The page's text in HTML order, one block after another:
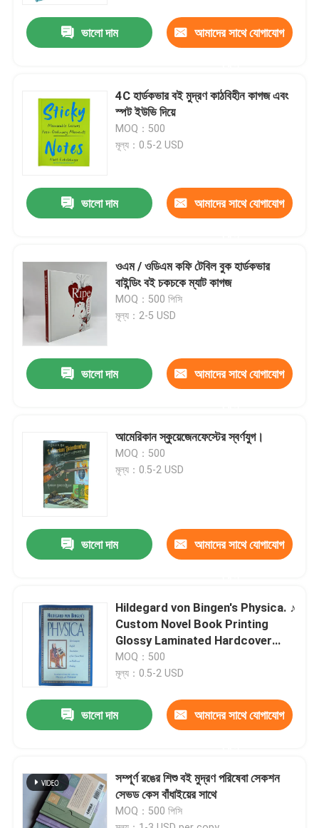
ভিডিও
আমাদের সম্পর্কে
যোগাযোগ করুন
খবর
উদ্ধৃতির জন্য আবেদন
কফি টেবিল বই মুদ্রণ
ট্যারোট কার্ড মুদ্রণ
ভালো দাম আমাদের সাথে যোগাযোগ
4C হার্ডকভার বই মুদ্রণ কাঠবিহীন কাগজ এবং
স্পট ইউভি দিয়ে
MOQ：500
মূল্য：0.5-2 USD
ভালো দাম আমাদের সাথে যোগাযোগ
ওএম / ওডিএম কফি টেবিল বুক হার্ডকভার
বাইন্ডিং বই চকচকে ম্যাট কাগজ
MOQ：500 পিসি
মূল্য：2-5 USD
ভালো দাম আমাদের সাথে যোগাযোগ
আমেরিকান স্কুয়েজেনফেস্টের স্বর্ণযুগ।
MOQ：500
মূল্য：0.5-2 USD
ভালো দাম আমাদের সাথে যোগাযোগ
Hildegard von Bingen's Physica. ♪
Custom Novel Book Printing
Glossy Laminated Hardcover
Editions Smyth Sewn Binding. ♪
হিল্ডগার্ড ভন বিনজেনের পদার্থবিজ্ঞান ♪ কাস্টম
সংস্করণ
MOQ：500
মূল্য：0.5-2 USD
ভালো দাম আমাদের সাথে যোগাযোগ
সম্পূর্ণ রঙের শিশু বই মুদ্রণ পরিষেবা সেকশন
সেভড কেস বাঁধাইয়ের সাথে
MOQ：500 পিসি